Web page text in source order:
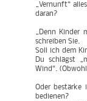
„Vernunft“
daran?
„Denn Kinder
schreiben Sie.
Soll ich dem
Du schlägst
Wind“.
Oder bestärke
bedienen?